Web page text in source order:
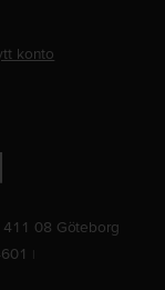
konto
411 08 Göteborg